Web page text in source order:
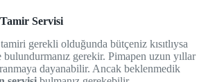
Servisi
gerekli olduğunda bütçeniz kısıtlıysa
bulundurmanız gerekir. Pimapen uzun yıllar
dayanabilir. Ancak beklenmedik